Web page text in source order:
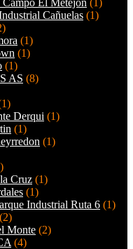
Campo El Metejon (1)
Cañuelas (1)
(1)
(1)
(1)
AS (8)
Derqui (1)
(1)
(1)
Cruz (1)
(1)
Industrial Ruta 6 (1)
(2)
Monte (2)
(4)